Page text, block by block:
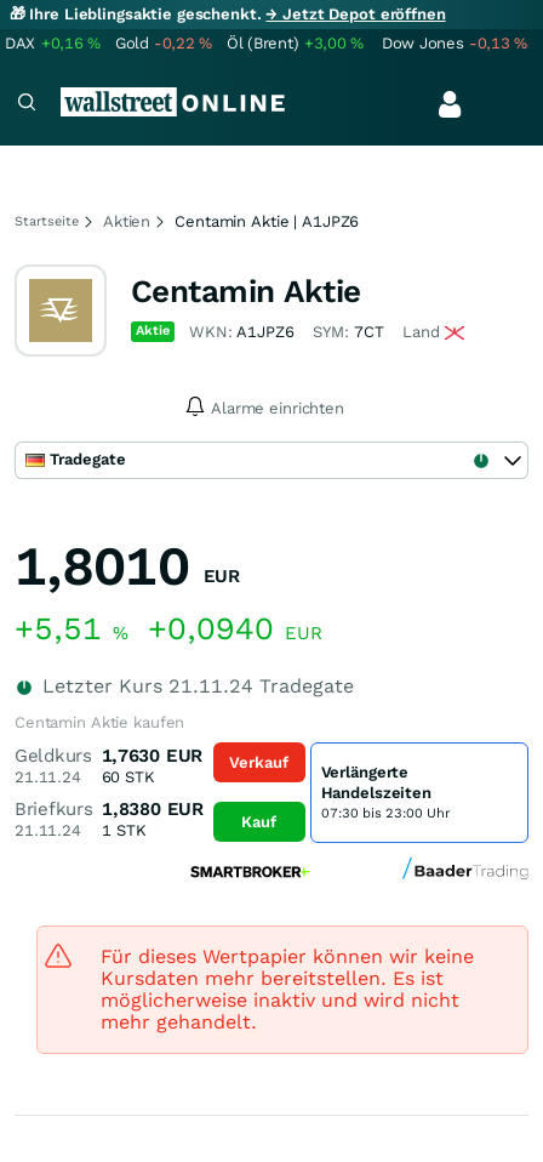
🎁 Ihre Lieblingsaktie geschenkt.→ Jetzt Depot eröffnen
DAX +0,16% Gold -0,22% Öl (Brent) +3,00% Dow Jones -0,13%
Startseite Aktien Centamin Aktie | A1JPZ6
Centamin Aktie
Aktie WKN:A1JPZ6 SYM: 7CT Land
Alarme einrichten
Tradegate
1,8010 EUR
+5,51 % +0,0940 EUR
Letzter Kurs 21.11.24 Tradegate
Centamin Aktie kaufen
Geldkurs
21.11.24
1,7630 EUR
60 STK
Briefkurs
21.11.24
1,8380 EUR
1 STK
Verkauf
Kauf
Verlängerte
Handelszeiten
07:30 bis 23:00 Uhr
Für dieses Wertpapier können wir keine
Kursdaten mehr bereitstellen. Es ist
möglicherweise inaktiv und wird nicht
mehr gehandelt.